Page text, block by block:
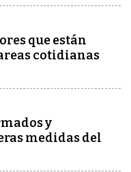
que están
cotidianas
y
medidas del